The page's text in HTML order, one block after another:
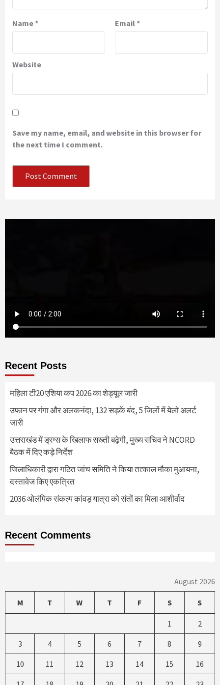
Name* Email *
Website
Save my name, email, and website in this browser for
the next time I comment.
Recent Posts
महिला टी20 एशिया कप 2026 का शेड्यूल जारी
उफान पर गंगा और अलकनंदा, 132 सड़कें बंद, 5 जिलों में येलो अलर्ट
जारी
उत्तराखंड में ड्रग्स के खिलाफ सख्ती बढ़ेगी, मुख्य सचिव ने NCORD
बैठक में दिए कड़े निर्देश
जिलाधिकारी द्वारा गठित जांच समिति ने किया तत्काल मौका मुआयना,
दस्तावेज किए एकत्रित
2036 ओलंपिक संकल्प कांवड़ यात्रा को संतों का मिला आशीर्वाद
Recent Comments
August 2026
M T W T F S S
1 2
3 4 5 6 7 8 9
10 11 12 13 14 15 16